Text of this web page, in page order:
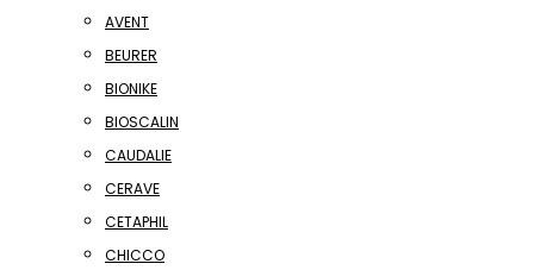
AVENT
BEURER
BIONIKE
BIOSCALIN
CAUDALIE
CERAVE
CETAPHIL
CHICCO